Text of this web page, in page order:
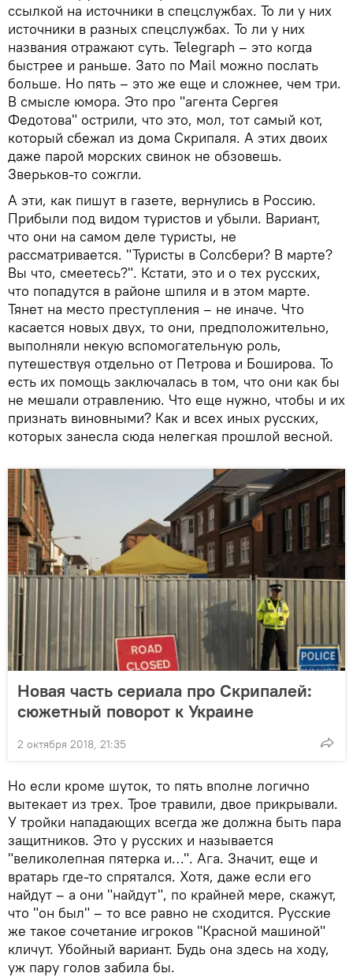
ссылкой на источники в спецслужбах. То ли у них
источники в разных спецслужбах. То ли у них
названия отражают суть. Telegraph – это когда
быстрее и раньше. Зато по Mail можно послать
больше. Но пять – это же еще и сложнее, чем три.
В смысле юмора. Это про "агента Сергея
Федотова" острили, что это, мол, тот самый кот,
который сбежал из дома Скрипаля. А этих двоих
даже парой морских свинок не обзовешь.
Зверьков-то сожгли.
А эти, как пишут в газете, вернулись в Россию.
Прибыли под видом туристов и убыли. Вариант,
что они на самом деле туристы, не
рассматривается. "Туристы в Солсбери? В марте?
Вы что, смеетесь?". Кстати, это и о тех русских,
что попадутся в районе шпиля и в этом марте.
Тянет на место преступления – не иначе. Что
касается новых двух, то они, предположительно,
выполняли некую вспомогательную роль,
путешествуя отдельно от Петрова и Боширова. То
есть их помощь заключалась в том, что они как бы
не мешали отравлению. Что еще нужно, чтобы и их
признать виновными? Как и всех иных русских,
которых занесла сюда нелегкая прошлой весной.
Новая часть сериала про Скрипалей:
сюжетный поворот к Украине
2 октября 2018, 21:35
Но если кроме шуток, то пять вполне логично
вытекает из трех. Трое травили, двое прикрывали.
У тройки нападающих всегда же должна быть пара
защитников. Это у русских и называется
"великолепная пятерка и…". Ага. Значит, еще и
вратарь где-то спрятался. Хотя, даже если его
найдут – а они "найдут", по крайней мере, скажут,
что "он был" – то все равно не сходится. Русские
же такое сочетание игроков "Красной машиной"
кличут. Убойный вариант. Будь она здесь на ходу,
уж пару голов забила бы.